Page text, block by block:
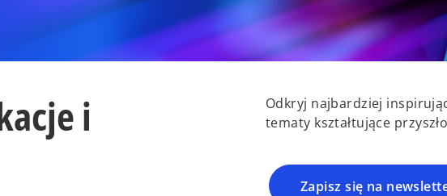
i
Odkryj najbardziej
tematy kształtujące
Zapisz się na